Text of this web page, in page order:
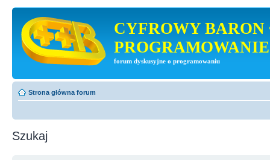
CYFROWY BARON
PROGRAMOWANIE
forum dyskusyjne o programowaniu
Strona główna forum
Szukaj